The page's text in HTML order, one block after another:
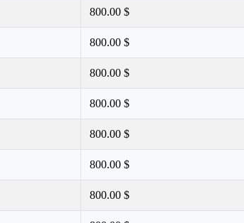
800.00 $
800.00 $
800.00 $
800.00 $
800.00 $
800.00 $
800.00 $